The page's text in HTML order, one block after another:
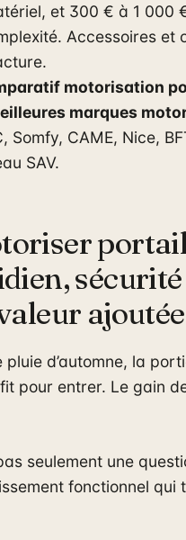
et 300 € à 1 000
Accessoires et
motorisation
marques
Somfy, CAME, Nice,
SAV.
sécurité
ajoutée
d’automne, la
pour entrer. Le gain
seulement une
fonctionnel qui